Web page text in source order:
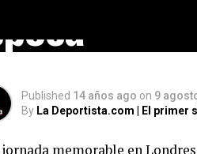
Published 14 años ago on 9
By La Deportista.com | El
memorable en